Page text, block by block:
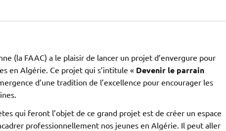
(la FAAC) a le plaisir de lancer un projet d’envergure pour
en Algérie. Ce projet qui s’intitule « Devenir le parrain
d’une tradition de l’excellence pour encourager les
qui feront l’objet de ce grand projet est de créer un espace
professionnellement nos jeunes en Algérie. Il peut aller